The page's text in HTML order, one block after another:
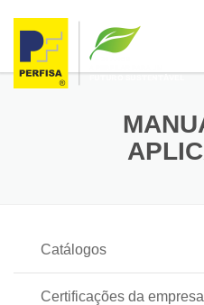
Catálogos
Certificações da empresa